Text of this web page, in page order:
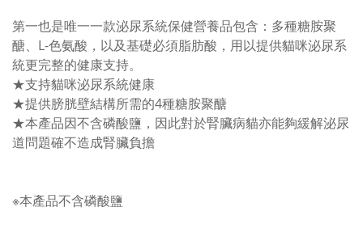
第一也是唯一一款泌尿系統保健營養品包含：多種糖胺聚
醣、L-色氨酸，以及基礎必須脂肪酸，用以提供貓咪泌尿系
統更完整的健康支持。
★支持貓咪泌尿系統健康
★提供膀胱壁結構所需的4種糖胺聚醣
★本產品因不含磷酸鹽，因此對於腎臟病貓亦能夠緩解泌尿
道問題確不造成腎臟負擔
※本產品不含磷酸鹽